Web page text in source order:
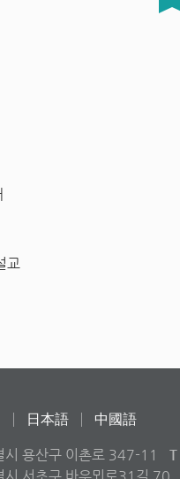
교
日本語 中國語
용산구 이촌로 347-11 T